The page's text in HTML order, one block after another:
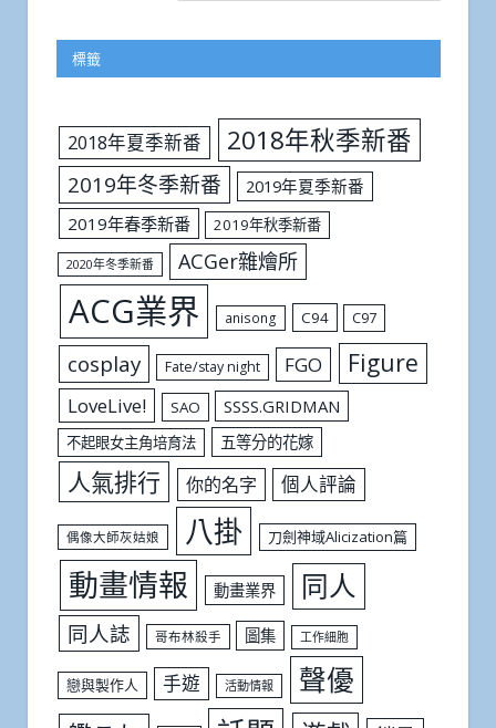
標籤
2018年夏季新番 2018年秋季新番
2019年冬季新番
2019年夏季新番
2019年春季新番
2019年秋季新番
2020年冬季新番 ACGer雜燴所
ACG業界 anisong C94 C97
cosplay Fate/stay night FGO Figure
LoveLive! SAO SSSS.GRIDMAN
不起眼女主角培育法 五等分的花嫁
人氣排行 你的名字 個人評論
偶像大師灰姑娘 八掛 刀劍神域Alicization篇
動畫情報 動畫業界 同人
同人誌 哥布林殺手 圖集 工作細胞
戀與製作人 手遊 活動情報 聲優